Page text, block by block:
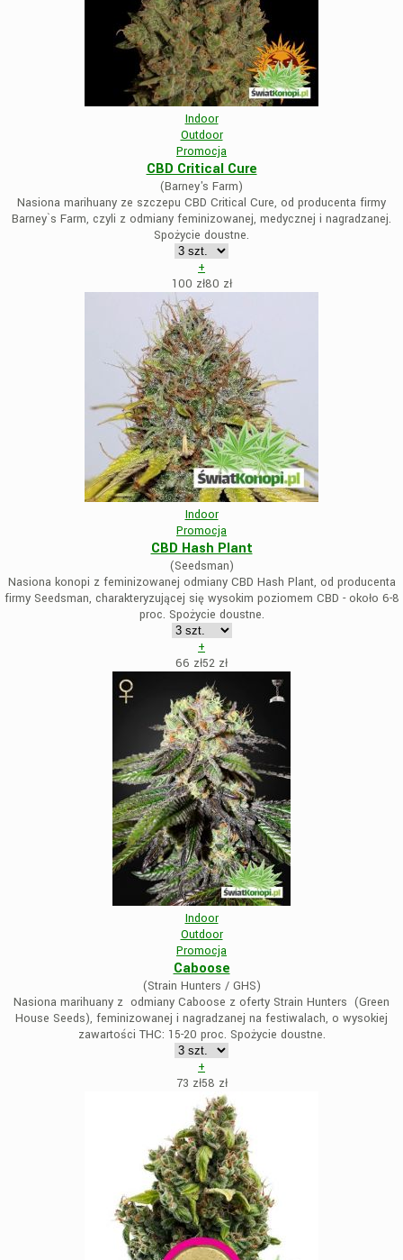
Indoor
Outdoor
Promocja
CBD Critical Cure
(Barney's Farm)
Nasiona marihuany ze szczepu CBD Critical Cure, od producenta firmy
Barney`s Farm, czyli z odmiany feminizowanej, medycznej i nagradzanej.
Spożycie doustne.
+
100 zł80 zł
Indoor
Promocja
CBD Hash Plant
(Seedsman)
Nasiona konopi z feminizowanej odmiany CBD Hash Plant, od producenta
firmy Seedsman, charakteryzującej się wysokim poziomem CBD - około 6-8
proc. Spożycie doustne.
+
66 zł52 zł
Indoor
Outdoor
Promocja
Caboose
(Strain Hunters / GHS)
Nasiona marihuany z odmiany Caboose z oferty Strain Hunters (Green
House Seeds), feminizowanej i nagradzanej na festiwalach, o wysokiej
zawartości THC: 15-20 proc. Spożycie doustne.
+
73 zł58 zł